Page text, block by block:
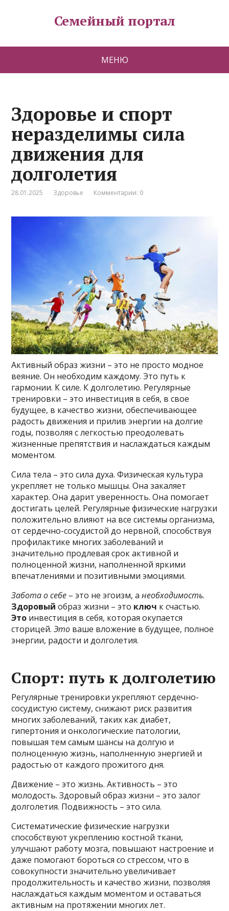
Семейный портал
МЕНЮ
Здоровье и спорт
неразделимы сила
движения для
долголетия
28.01.2025 Здоровье Комментарии: 0
Активный образ жизни – это не просто модное
веяние. Он необходим каждому. Это путь к
гармонии. К силе. К долголетию. Регулярные
тренировки – это инвестиция в себя, в свое
будущее, в качество жизни, обеспечивающее
радость движения и прилив энергии на долгие
годы, позволяя с легкостью преодолевать
жизненные препятствия и наслаждаться каждым
моментом.
Сила тела – это сила духа. Физическая культура
укрепляет не только мышцы. Она закаляет
характер. Она дарит уверенность. Она помогает
достигать целей. Регулярные физические нагрузки
положительно влияют на все системы организма,
от сердечно-сосудистой до нервной, способствуя
профилактике многих заболеваний и
значительно продлевая срок активной и
полноценной жизни, наполненной яркими
впечатлениями и позитивными эмоциями.
Забота о себе – это не эгоизм, анеобходимость.
Здоровый образ жизни – это ключ к счастью.
Это инвестиция в себя, которая окупается
сторицей.Это ваше вложение в будущее, полное
энергии, радости и долголетия.
Спорт: путь к долголетию
Регулярные тренировки укрепляют сердечно-
сосудистую систему, снижают риск развития
многих заболеваний, таких как диабет,
гипертония и онкологические патологии,
повышая тем самым шансы на долгую и
полноценную жизнь, наполненную энергией и
радостью от каждого прожитого дня.
Движение – это жизнь. Активность – это
молодость. Здоровый образ жизни – это залог
долголетия. Подвижность – это сила.
Систематические физические нагрузки
способствуют укреплению костной ткани,
улучшают работу мозга, повышают настроение и
даже помогают бороться со стрессом, что в
совокупности значительно увеличивает
продолжительность и качество жизни, позволяя
наслаждаться каждым моментом и оставаться
активным на протяжении многих лет.